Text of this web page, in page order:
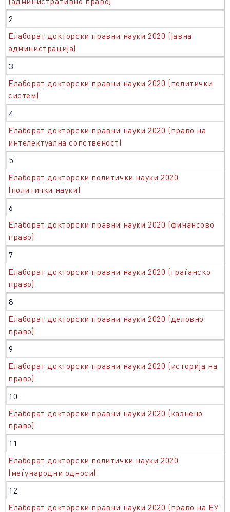
2
Елаборат докторски правни науки 2020 (јавна
администрација)
3
Елаборат докторски правни науки 2020 (политички
систем)
4
Елаборат докторски правни науки 2020 (право на
интелектуална сопственост)
5
Елаборат докторски политички науки 2020
(политички науки)
6
Елаборат докторски правни науки 2020 (финансово
право)
7
Елаборат докторски правни науки 2020 (граѓанско
право)
8
Елаборат докторски правни науки 2020 (деловно
право)
9
Елаборат докторски правни науки 2020 (историја на
право)
10
Елаборат докторски правни науки 2020 (казнено
право)
11
Елаборат докторски политички науки 2020
(меѓународни односи)
12
Елаборат докторски правни науки 2020 (право на ЕУ